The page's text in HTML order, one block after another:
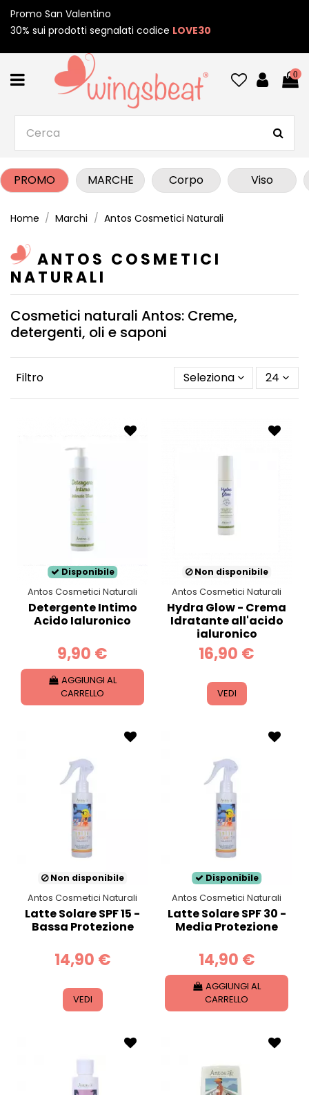
Promo San Valentino
30% sui prodotti segnalati codice LOVE30
0
PROMO MARCHE Corpo Viso
Home Marchi Antos Cosmetici Naturali
ANTOS COSMETICI
NATURALI
Cosmetici naturali Antos: Creme,
detergenti, oli e saponi
Filtro Seleziona 24
Disponibile
Antos Cosmetici Naturali
Detergente Intimo
Acido Ialuronico
9,90 €
AGGIUNGI AL
CARRELLO
Non disponibile
Antos Cosmetici Naturali
Hydra Glow - Crema
Idratante all'acido
ialuronico
16,90 €
VEDI
Non disponibile
Antos Cosmetici Naturali
Latte Solare SPF 15 -
Bassa Protezione
14,90 €
VEDI
Disponibile
Antos Cosmetici Naturali
Latte Solare SPF 30 -
Media Protezione
14,90 €
AGGIUNGI AL
CARRELLO